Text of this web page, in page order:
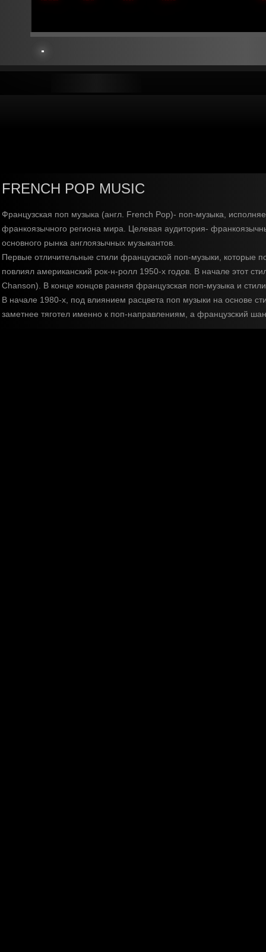
FRENCH POP MUSIC
Французская поп музыка (англ. French Pop)- поп-музыка,
франкоязычного региона мира. Целевая аудитория-
основного рынка англоязычных музыкантов.
Первые отличительные стили французской поп-музыки, которые
повлиял американский рок-н-ролл 1950-х годов. В начале этот
Chanson). В конце концов ранняя французская поп-музыка и
В начале 1980-х, под влиянием расцвета поп музыки на основе
заметнее тяготел именно к поп-направлениям, а французский